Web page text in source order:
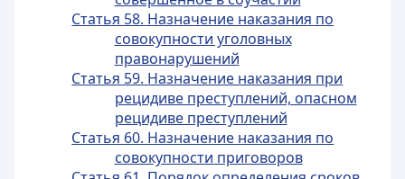
Статья 58. Назначение наказания по
совокупности уголовных
правонарушений
Статья 59. Назначение наказания при
рецидиве преступлений, опасном
рецидиве преступлений
Статья 60. Назначение наказания по
совокупности приговоров